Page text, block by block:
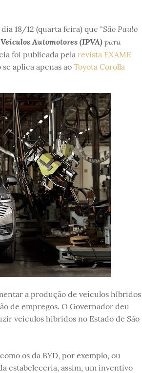
18/12 (quarta feira) que "São Paulo
Automotores (IPVA)para
foi publicada pela revista EXAME
aplica apenas aoToyota Corolla
a produção de veículos híbridos
de empregos. O Governador deu
veículos híbridos no Estado de São
os da BYD, por exemplo, ou
estabeleceria, assim, um inventivo